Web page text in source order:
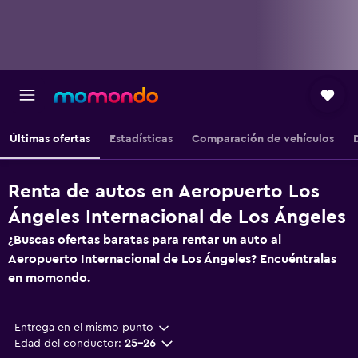
Últimas ofertas Estadísticas Comparación de vehículos
Renta de autos en Aeropuerto Los
Ángeles Internacional de Los Ángeles
¿Buscas ofertas baratas para rentar un auto al
Aeropuerto Internacional de Los Ángeles? Encuéntralas
en momondo.
Entrega en el mismo punto
Edad del conductor: 25-26